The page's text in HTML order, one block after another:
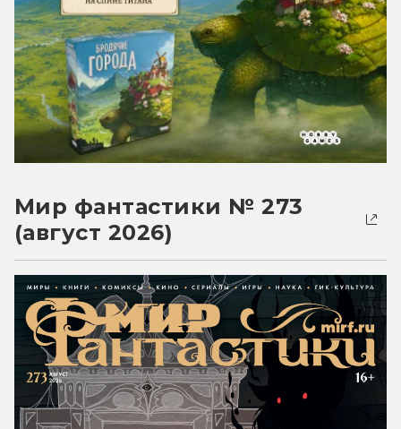
Мир фантастики № 273
(август 2026)